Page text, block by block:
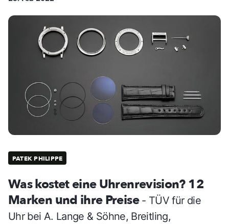
PATEK PHILIPPE
Was kostet eine Uhrenrevision? 12
Marken und ihre Preise - TÜV für die
Uhr bei A. Lange & Söhne, Breitling,